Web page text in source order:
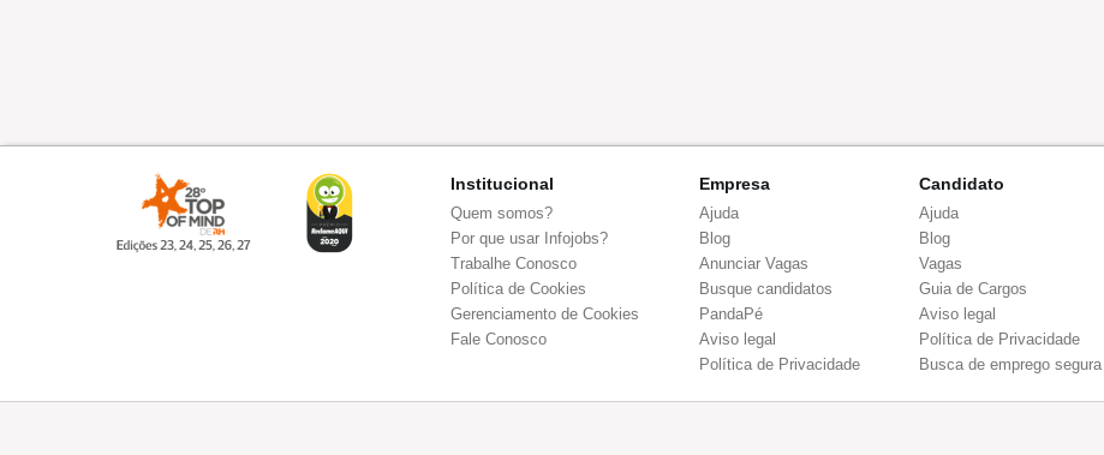
Institucional
Quem somos?
Por que usar Infojobs?
Trabalhe Conosco
Política de Cookies
Gerenciamento de Cookies
Fale Conosco
Empresa
Ajuda
Blog
Anunciar Vagas
Busque candidatos
PandaPé
Aviso legal
Política de Privacidade
Candidato
Ajuda
Blog
Vagas
Guia de Cargos
Aviso legal
Política de Privacidade
Busca de emprego segura